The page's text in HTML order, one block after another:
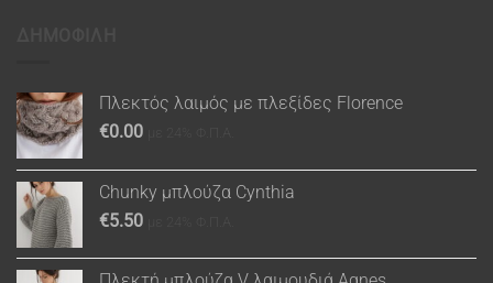
Πλεκτός λαιμός με πλεξίδες Florence
€0.00
Chunky μπλούζα Cynthia
€5.50